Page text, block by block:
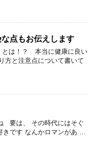
点もお伝えします
とは！？ 本当に健康に良い
方と注意点について書いて
要は、 その時代にはそぐ
きです なんかロマンがあ …